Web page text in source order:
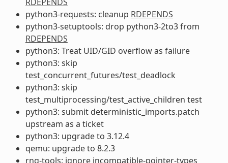
python3-requests: cleanup RDEPENDS
python3-setuptools: drop python3-2to3 from
RDEPENDS
python3: Treat UID/GID overflow as failure
python3: skip
test_concurrent_futures/test_deadlock
python3: skip
test_multiprocessing/test_active_children test
python3: submit deterministic_imports.patch
upstream as a ticket
python3: upgrade to 3.12.4
qemu: upgrade to 8.2.3
rng-tools: ignore incompatible-pointer-types